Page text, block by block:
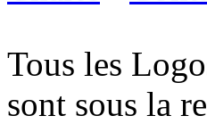
Tous les
sont sous la